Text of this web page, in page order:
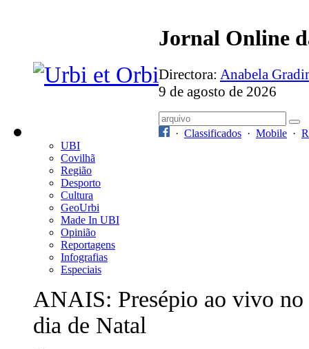
Jornal Online
Directora: Anabela
9 de agosto de 2026
· Classificados · Mobile ·
UBI
Covilhã
Região
Desporto
Cultura
GeoUrbi
Made In UBI
Opinião
Reportagens
Infografias
Especiais
ANAIS: Presépio ao vivo no
dia de Natal